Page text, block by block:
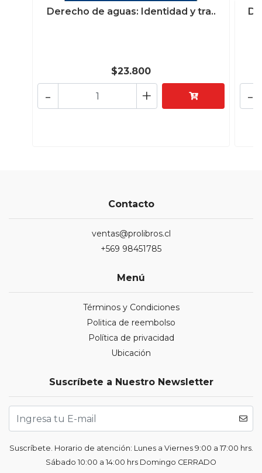
Derecho de aguas: Identidad y tra..
$23.800
+
- -
Contacto
ventas@prolibros.cl
+569 98451785
Menú
Términos y Condiciones
Politica de reembolso
Política de privacidad
Ubicación
Suscríbete a Nuestro Newsletter
Suscríbete. Horario de atención: Lunes a Viernes 9:00 a 17:00 hrs.
Sábado 10:00 a 14:00 hrs Domingo CERRADO